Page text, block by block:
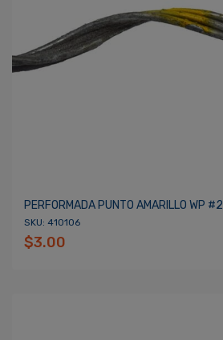
PERFORMADA PUNTO AMARILLO WP #2
SKU: 410106
$3.00